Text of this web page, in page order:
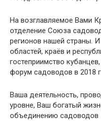
На возглавляемое Вами
отделение Союза
регионов нашей страны.
областей, краёв и
гостеприимство
форум садоводов в 2018
Ваша деятельность,
уровне, Ваш богатый
объединению садоводов